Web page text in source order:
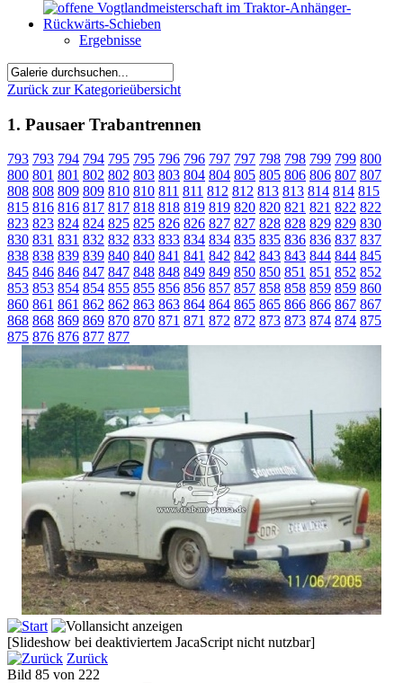
Ergebnisse
Zurück zur Kategorieübersicht
1. Pausaer Trabantrennen
793 793 794 794 795 795 796 796 797 797 798 798 799 799 800
800 801 801 802 802 803 803 804 804 805 805 806 806 807 807
808 808 809 809 810 810 811 811 812 812 813 813 814 814 815
815 816 816 817 817 818 818 819 819 820 820 821 821 822 822
823 823 824 824 825 825 826 826 827 827 828 828 829 829 830
830 831 831 832 832 833 833 834 834 835 835 836 836 837 837
838 838 839 839 840 840 841 841 842 842 843 843 844 844 845
845 846 846 847 847 848 848 849 849 850 850 851 851 852 852
853 853 854 854 855 855 856 856 857 857 858 858 859 859 860
860 861 861 862 862 863 863 864 864 865 865 866 866 867 867
868 868 869 869 870 870 871 871 872 872 873 873 874 874 875
875 876 876 877 877
[Slideshow bei deaktiviertem JacaScript nicht nutzbar]
Zurück
Bild 85 von 222